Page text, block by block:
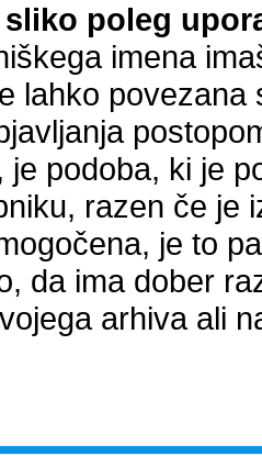
poleg
imena
lahko
je podoba, ki je
razen če je
je to
da ima dober
arhiva ali